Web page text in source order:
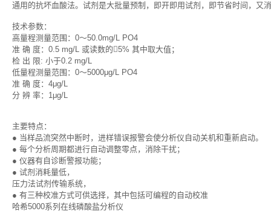
通用的抗坏血酸法。试剂是大批量预制，即开即用试剂，即节省时间，又
技术参数：
高量程测量范围：0～50.0mg/L PO4
准 确 度：0.5 mg/L 或读数的5% 其中取大值；
检 出 限: 小于0.2 mg/L
低量程测量范围：0～5000μg/L PO4
准 确 度：4μg/L
分 辨 率：1μg/L
主要特点：
● 当样品流突然中断时，进样错误报警会使分析仪自动关机和重新启动。
● 每个分析周期都进行自动调整零点，消除干扰；
● 仪器有自诊断警报功能；
● 试剂消耗量低，
压力法试剂传输系统，
● 有三种校准方式可供选择，其中包括可编程的自动校准
哈希5000系列在线磷酸盐分析仪